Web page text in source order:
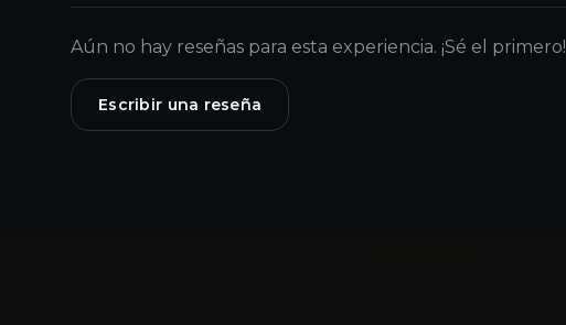
Aún no hay reseñas para esta experiencia. ¡Sé el primero!
Escribir una reseña